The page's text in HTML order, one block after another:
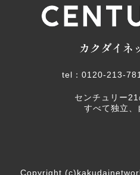
tel：0120-213-781
センチュリー21
すべて独立、
Copyright